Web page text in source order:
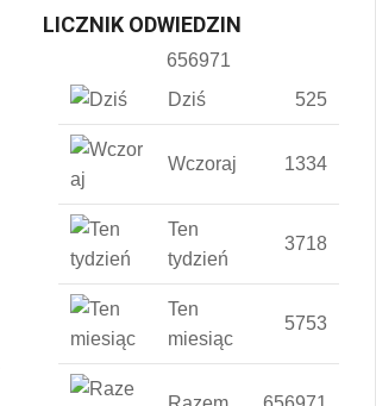
LICZNIK ODWIEDZIN
656971
Dziś
525
Wczoraj 1334
Ten
tydzień
3718
Ten
miesiąc
5753